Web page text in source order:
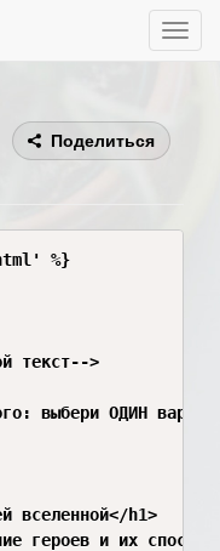
Toggle
Поделиться
%}
текст-->
выбери ОДИН
вселенной</h1>
героев и их